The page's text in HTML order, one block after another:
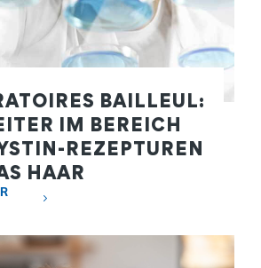
BAILLEUL:
IM BEREICH
REZEPTUREN
HAAR